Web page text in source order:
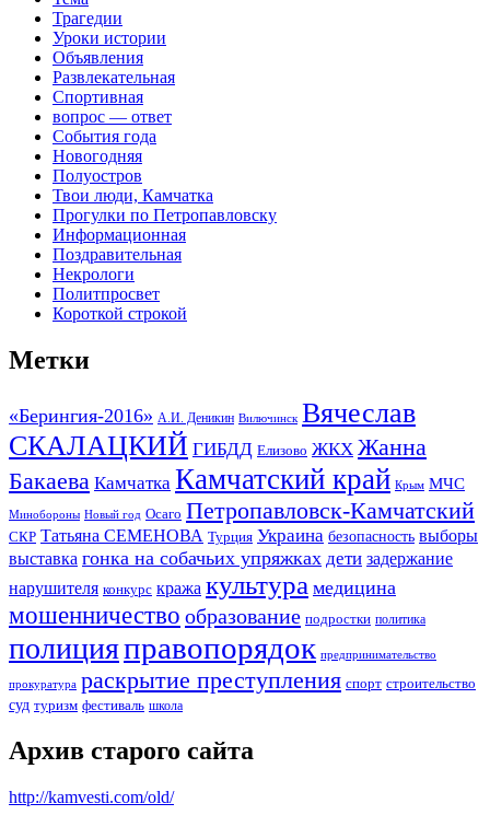
Трагедии
Уроки истории
Объявления
Развлекательная
Спортивная
вопрос — ответ
События года
Новогодняя
Полуостров
Твои люди, Камчатка
Прогулки по Петропавловску
Информационная
Поздравительная
Некрологи
Политпросвет
Короткой строкой
Метки
«Берингия-2016» А.И. Деникин Вилючинск Вячеслав
СКАЛАЦКИЙ ГИБДД Елизово ЖКХ Жанна
Бакаева Камчатка Камчатский край Крым МЧС
Минобороны Новый год Осаго Петропавловск-Камчатский
СКР Татьяна СЕМЕНОВА Турция Украина безопасность выборы
выставка гонка на собачьих упряжках дети задержание
нарушителя конкурс кража культура медицина
мошенничество образование подростки политика
полицияправопорядок предпринимательство
прокуратура раскрытие преступления спорт строительство
суд туризм фестиваль школа
Архив старого сайта
http://kamvesti.com/old/